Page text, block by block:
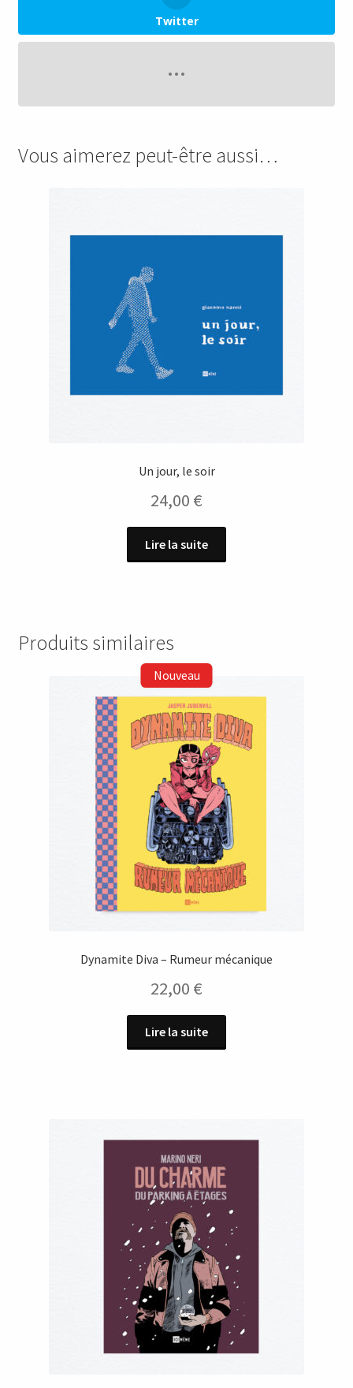
Twitter
Vous aimerez peut-être aussi…
Un jour, le soir
24,00 €
Lire la suite
Produits similaires
Dynamite Diva – Rumeur mécanique
22,00 €
Lire la suite